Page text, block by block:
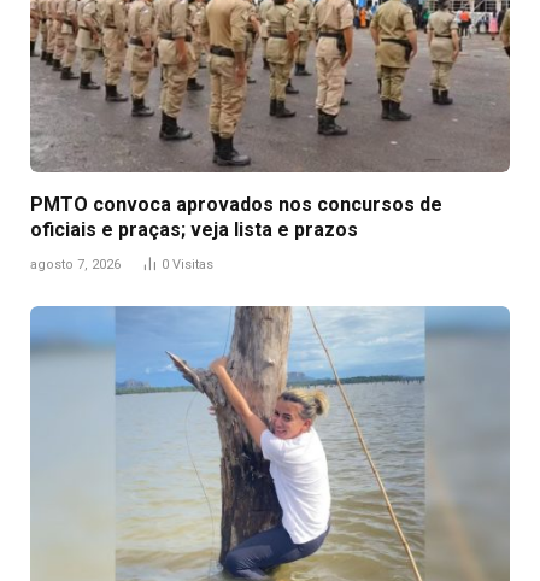
PMTO convoca aprovados nos concursos de
oficiais e praças; veja lista e prazos
agosto 7, 2026 0 Visitas